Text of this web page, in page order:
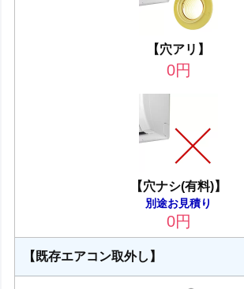
【穴アリ】
0円
【穴ナシ(有料)】
別途お見積り
0円
【既存エアコン取外し】